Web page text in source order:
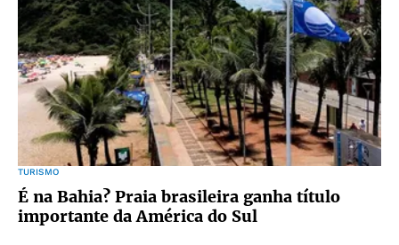
TURISMO
É na Bahia? Praia brasileira ganha título
importante da América do Sul